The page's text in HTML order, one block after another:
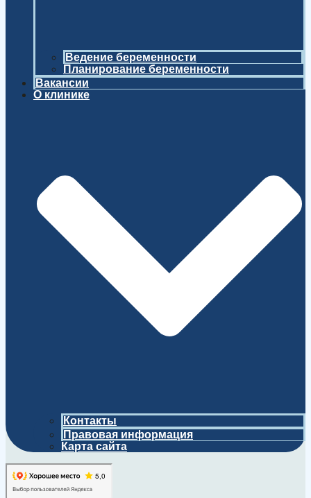
Ведение беременности
Планирование беременности
Вакансии
О клинике
Контакты
Правовая информация
Карта сайта